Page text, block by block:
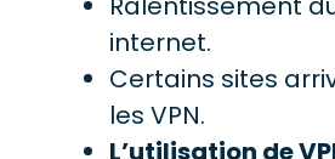
internet.
Certains sites
les VPN.
L’utilisation de